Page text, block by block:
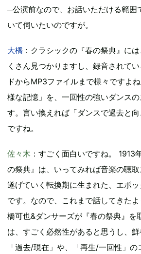
─公演前なので、お話いただける範囲
いて伺いたいのですが。
大橋 ：クラシックの『春の祭典』に
くさん見つかりますし、録音されて
ドからMP3ファイルまで様々ですよ
様な記憶」を、一回性の強いダンス
す。言い換えれば「ダンスで過去と
ですね。
佐々木 ：すごく面白いですね。 1913
の祭典』は、いってみれば音楽の聴
遂げていく転換期に生まれた、エポ
です。なので、これまで話してきた
橋可也&ダンサーズが『春の祭典』を
は、すごく必然性があると思うし、
「過去/現在」や、「再生/一回性」